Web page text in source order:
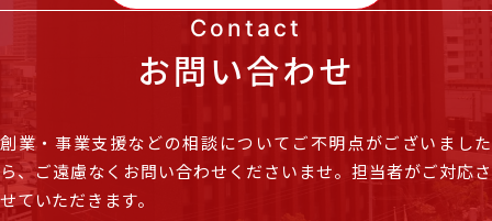
Contact
お問い合わせ
創業・事業支援などの相談についてご不明点がございました
ら、ご遠慮なくお問い合わせくださいませ。担当者がご対応さ
せていただきます。